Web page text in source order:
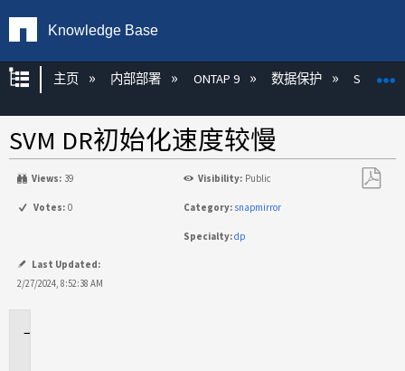
Knowledge Base
扩展/隐缩全局层次
主页 内部部署 ONTAP 9 数据保护
SVM DR初始化速度较慢
Views: 39 Visibility: Public
Votes: 0 Category: snapmirror
Specialty:dp
Last Updated:
2/27/2024, 8:52:38 AM